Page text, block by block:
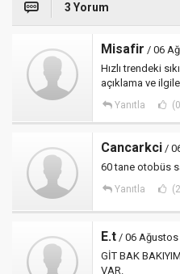
3 Yorum
Misafir / 06
Hızlı trendeki
açıklama ve
Yanıtla
Cancarkci /
60 tane otobüs
Yanıtla
E.t / 06 Ağustos
GİT BAK
VAR.